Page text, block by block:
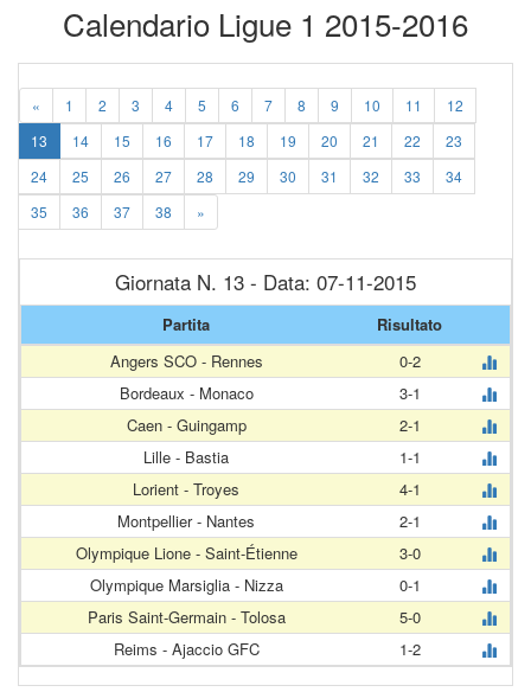
Calendario Ligue 1 2015-2016
« 1 2 3 4 5 6 7 8 9 10 11
12
13
14 15 16 17 18 19 20 21 22
23
24
25 26 27 28 29 30 31 32 33
34
35
36 37 38 »
Giornata N. 13 - Data: 07-11-2015
Partita
Risultato
Angers SCO - Rennes
0-2
Bordeaux - Monaco
3-1
Caen - Guingamp
2-1
Lille - Bastia
1-1
Lorient - Troyes
4-1
Montpellier - Nantes
2-1
Olympique Lione - Saint-Étienne
3-0
Olympique Marsiglia - Nizza
0-1
Paris Saint-Germain - Tolosa
5-0
Reims - Ajaccio GFC
1-2